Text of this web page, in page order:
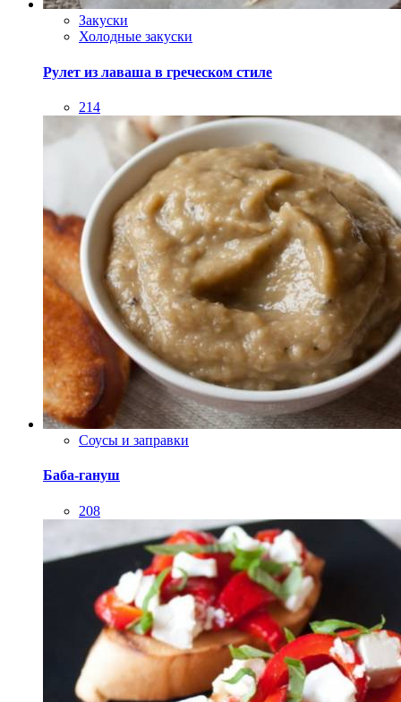
Закуски
Холодные закуски
Рулет из лаваша в греческом стиле
214
Соусы и заправки
Баба-гануш
208